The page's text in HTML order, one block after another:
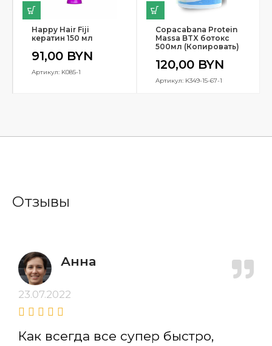
Happy Hair Fiji
кератин 150 мл
91,00 BYN
Артикул: K085-1
Copacabana Protein
Massa BTX ботокс
500мл (Копировать)
120,00 BYN
Артикул: K349-15-67-1
Отзывы
Анна
23.07.2022
Как всегда все супер быстро,